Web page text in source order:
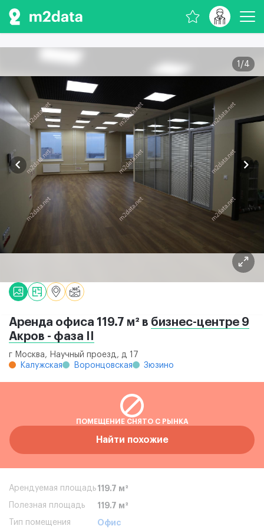
1 /4
Аренда офиса 119.7 м² в бизнес-центре 9
Акров - фаза II
г Москва, Научный проезд, д 17
Калужская
Воронцовская Зюзино
ПОМЕЩЕНИЕ СНЯТО С РЫНКА
Найти похожие
Арендуемая площадь 119.7 м²
Полезная площадь 119.7 м²
Тип помещения Офис